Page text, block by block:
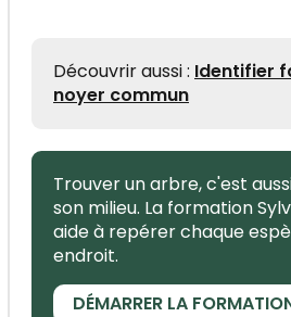
Découvrir aussi : Identifier
noyer commun
Trouver un arbre, c'est
son milieu. La formation
aide à repérer chaque
endroit.
DÉMARRER LA